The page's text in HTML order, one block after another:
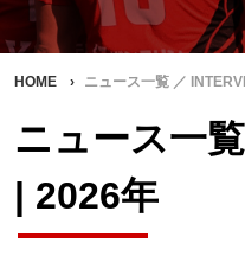
HOME ニュース一覧 ／
ニュース一
| 2026年